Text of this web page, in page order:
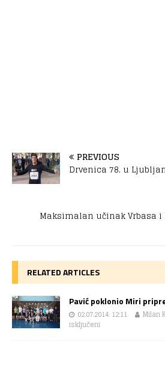
PREVIOUS
Drvenica 78. u
Maksimalan učinak Vrbasa i
RELATED ARTICLES
Pavić poklonio Miri
02.07.2014. 12:11 Milan
isključeni